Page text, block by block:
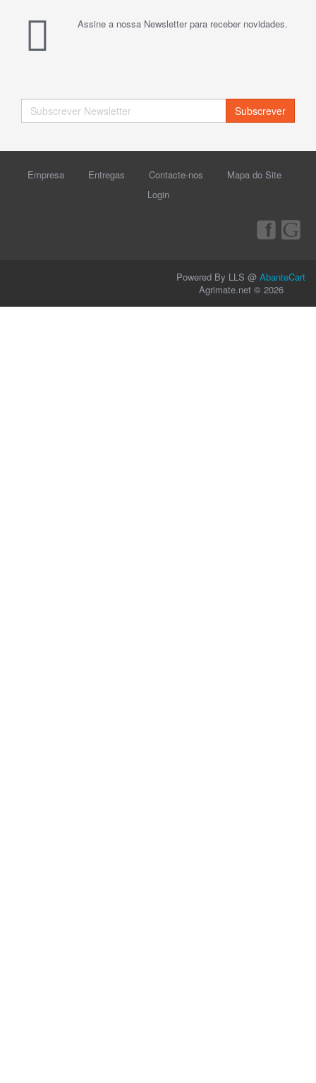
Assine a nossa Newsletter para receber novidades.
Subscrever
Empresa Entregas Contacte-nos
Mapa do Site
Login
Powered By LLS @ AbanteCart
Agrimate.net © 2026